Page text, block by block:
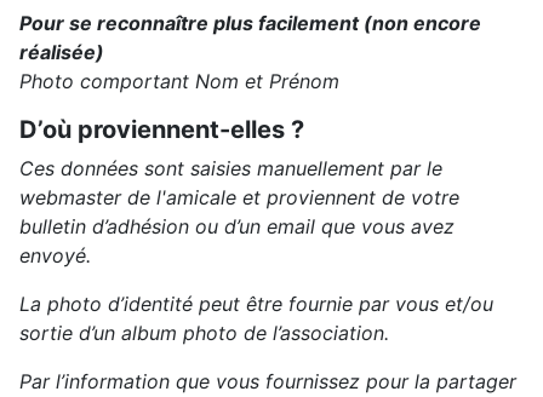
Pour se reconnaître plus facilement (non encore
réalisée)
Photo comportant Nom et Prénom
D’où proviennent-elles ?
Ces données sont saisies manuellement par le
webmaster de l'amicale et proviennent de votre
bulletin d’adhésion ou d’un email que vous avez
envoyé.
La photo d’identité peut être fournie par vous et/ou
sortie d’un album photo de l’association.
Par l’information que vous fournissez pour la partager